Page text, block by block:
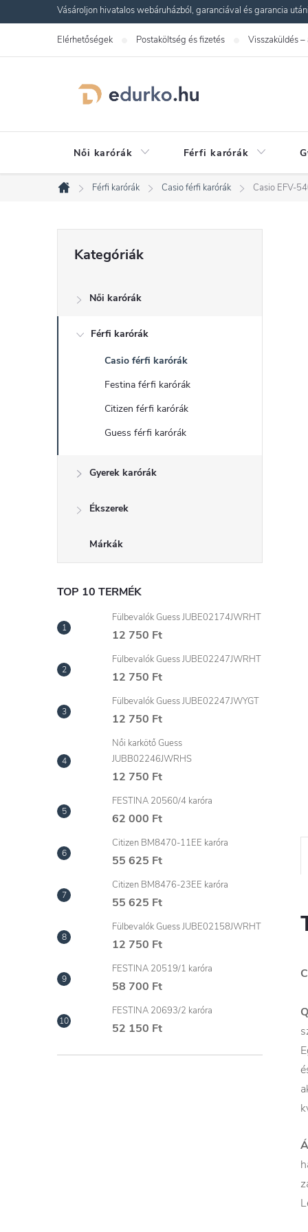
a
Vásároljon hivatalos webáruházból, garanciával és garancia
Elérhetőségek Postaköltség és fizetés Visszaküldés –
Női karórák Férfi karórák
Kezdőlap
Férfi karórák Casio férfi karórák Casio EFV-
O
d
ó
n
e
l
átugrása
Kategóriák
Női karórák
Férfi karórák
Casio férfi karórák
Festina férfi karórák
Citizen férfi karórák
Guess férfi karórák
Gyerek karórák
Ékszerek
Márkák
TOP 10 TERMÉK
Fülbevalók Guess JUBE02174JWRHT
12 750 Ft
Fülbevalók Guess JUBE02247JWRHT
12 750 Ft
Fülbevalók Guess JUBE02247JWYGT
12 750 Ft
Női karkötő Guess
JUBB02246JWRHS
12 750 Ft
FESTINA 20560/4 karóra
62 000 Ft
Citizen BM8470-11EE karóra
55 625 Ft
Citizen BM8476-23EE karóra
55 625 Ft
Fülbevalók Guess JUBE02158JWRHT
12 750 Ft
FESTINA 20519/1 karóra
58 700 Ft
FESTINA 20693/2 karóra
52 150 Ft